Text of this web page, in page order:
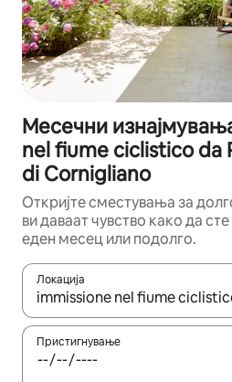
Месечни
nel fiume ciclistico da
di Cornigliano
Откријте сместувања за
ви даваат чувство како да
еден месец или подолго.
Локација
Кога резултатите се
Пристигнување